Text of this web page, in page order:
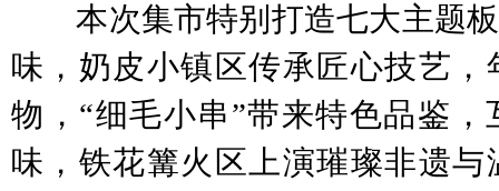
本次集市特别打造七大主题板
味，奶皮小镇区传承匠心技艺
物，“细毛小串”带来特色品鉴
味，铁花篝火区上演璀璨非遗